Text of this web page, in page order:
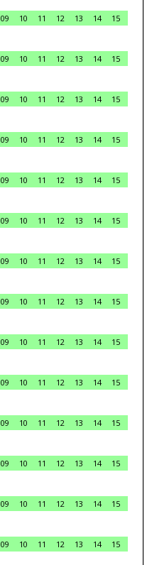
09 10 11 12 13 14
15
09 10 11 12 13 14
15
09 10 11 12 13 14
15
09 10 11 12 13 14
15
09 10 11 12 13 14
15
09 10 11 12 13 14
15
09 10 11 12 13 14
15
09 10 11 12 13 14
15
09 10 11 12 13 14
15
09 10 11 12 13 14
15
09 10 11 12 13 14
15
09 10 11 12 13 14
15
09 10 11 12 13 14
15
09 10 11 12 13 14
15